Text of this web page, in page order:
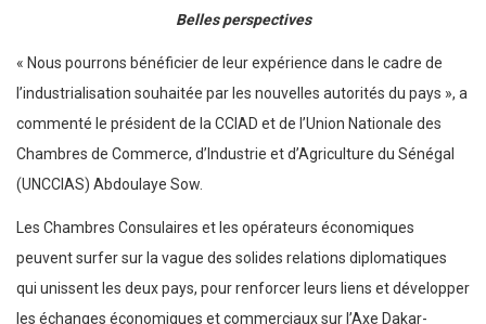
Belles perspectives
« Nous pourrons bénéficier de leur expérience dans le cadre de
l’industrialisation souhaitée par les nouvelles autorités du pays », a
commenté le président de la CCIAD et de l’Union Nationale des
Chambres de Commerce, d’Industrie et d’Agriculture du Sénégal
(UNCCIAS) Abdoulaye Sow.
Les Chambres Consulaires et les opérateurs économiques
peuvent surfer sur la vague des solides relations diplomatiques
qui unissent les deux pays, pour renforcer leurs liens et développer
les échanges économiques et commerciaux sur l’Axe Dakar-